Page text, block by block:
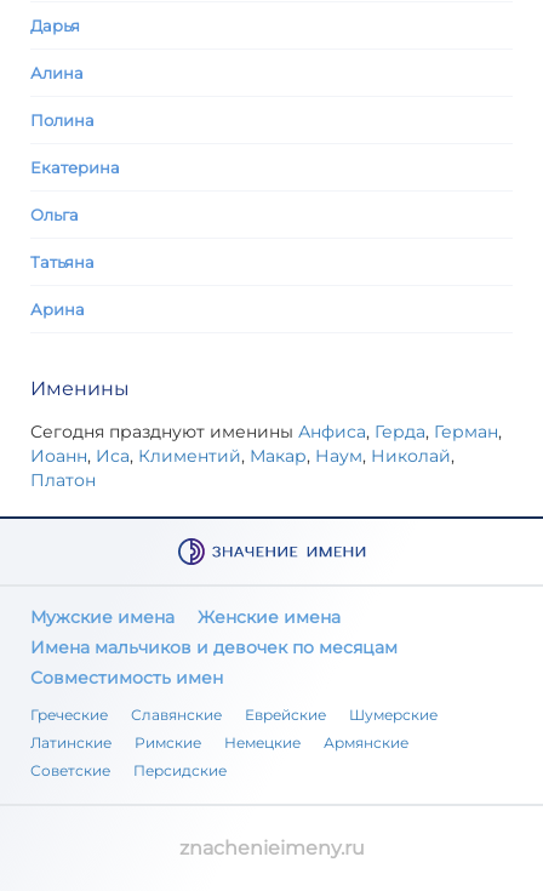
Дарья
Алина
Полина
Екатерина
Ольга
Татьяна
Арина
Именины
Сегодня празднуют именины Анфиса, Герда, Герман,
Иоанн, Иса, Климентий, Макар, Наум, Николай,
Платон
Мужские имена
Женские имена
Имена мальчиков и девочек по месяцам
Совместимость имен
Греческие Славянские Еврейские
Шумерские
Латинские
Римские Немецкие
Армянские
Советские
Персидские
znachenieimeny.ru